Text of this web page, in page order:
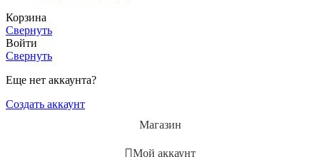
Корзина
Свернуть
Войти
Свернуть
Еще нет аккаунта?
Создать аккаунт
Магазин
Мой аккаунт